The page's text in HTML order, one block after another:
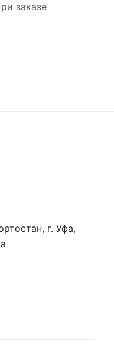
заказе
г. Уфа,